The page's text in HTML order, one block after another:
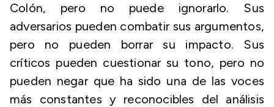
Colón, pero no puede ignorarlo. Sus
adversarios pueden combatir sus argumentos,
pero no pueden borrar su impacto. Sus
críticos pueden cuestionar su tono, pero no
pueden negar que ha sido una de las voces
más constantes y reconocibles del análisis